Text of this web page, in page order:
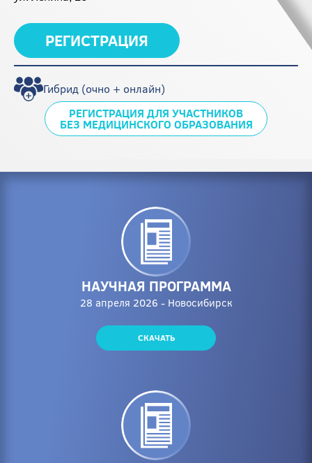
РЕГИСТРАЦИЯ
Гибрид (очно + онлайн)
РЕГИСТРАЦИЯ ДЛЯ УЧАСТНИКОВ
БЕЗ МЕДИЦИНСКОГО ОБРАЗОВАНИЯ
НАУЧНАЯ ПРОГРАММА
28 апреля 2026 - Новосибирск
СКАЧАТЬ